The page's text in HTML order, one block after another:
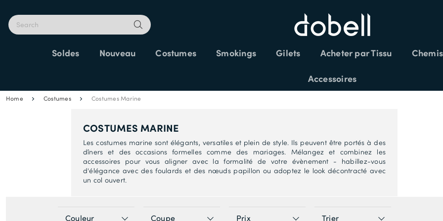
Soldes Nouveau Costumes Smokings Gilets Acheter par Tissu
Accessoires
25% SUPPLÉMENTAIRES SUR LES SOLDES CODE:
Home Costumes Costumes Marine
COSTUMES MARINE
Les costumes marine sont élégants, versatiles et plein de style. Ils peuvent être portés à des
dîners et des occasions formelles comme des mariages. Mélangez et combinez les
accessoires pour vous aligner avec la formalité de votre évènement - habillez-vous
d'élégance avec des foulards et des nœuds papillon ou adoptez le look décontracté avec
un col ouvert.
Couleur Coupe Prix Trier